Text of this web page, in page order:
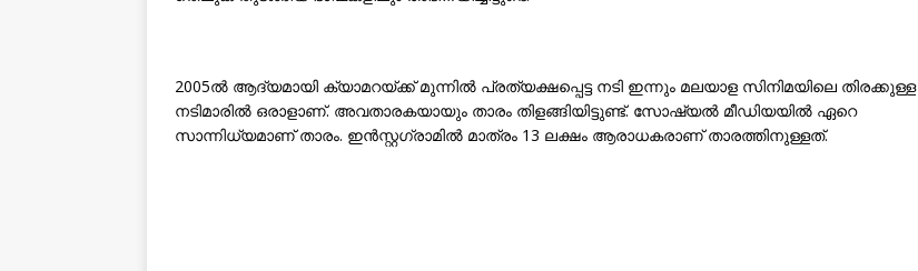
2005ൽ ആദ്യമായി ക്യാമറയ്ക്ക് മുന്നിൽ പ്രത്യക്ഷപ്പെട്ട നടി ഇന്നും മലയാള സിനിമയിലെ തിരക്കുള്ള
നടിമാരിൽ ഒരാളാണ്. അവതാരകയായും താരം തിളങ്ങിയിട്ടുണ്ട്. സോഷ്യൽ മീഡിയയിൽ ഏറെ
സാന്നിധ്യമാണ് താരം. ഇൻസ്റ്റഗ്രാമിൽ മാത്രം 13 ലക്ഷം ആരാധകരാണ് താരത്തിനുള്ളത്.